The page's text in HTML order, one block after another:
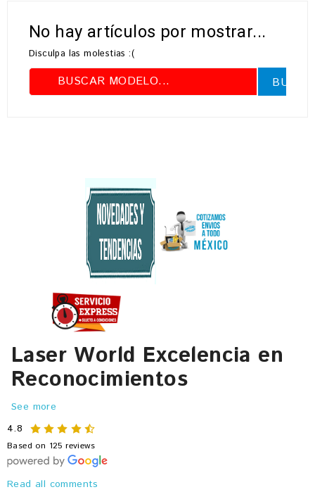
No hay artículos por mostrar...
Disculpa las molestias :(
Laser World Excelencia en
Reconocimientos
See more
4.8
Based on 125 reviews
Read all comments